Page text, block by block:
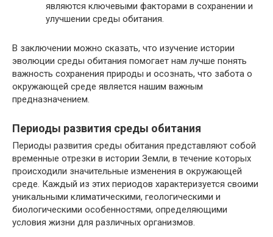
являются ключевыми факторами в сохранении и
улучшении среды обитания.
В заключении можно сказать, что изучение истории
эволюции среды обитания помогает нам лучше понять
важность сохранения природы и осознать, что забота о
окружающей среде является нашим важным
предназначением.
Периоды развития среды обитания
Периоды развития среды обитания представляют собой
временные отрезки в истории Земли, в течение которых
происходили значительные изменения в окружающей
среде. Каждый из этих периодов характеризуется своими
уникальными климатическими, геологическими и
биологическими особенностями, определяющими
условия жизни для различных организмов.